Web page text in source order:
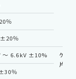
％
％
〜 6.6kV ±10%
ケー
片側
％